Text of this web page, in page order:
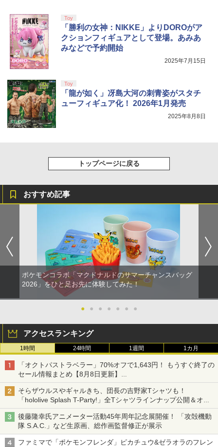
Toy
「勝利の女神：NIKKE」よりDOROがア
クションフィギュアとして登場。あみあ
みなどで予約開始
2025年7月15日
Toy
「龍が如く」冴島大河の刺青姿がスタチ
ューフィギュア化！ 2026年1月発売
2025年8月8日
トップページに戻る
おすすめ記事
ポケモンコラボ「マクドナルドのサマーチャンスバッグ
2026」をひと足お先に体験してみた！
● ● ● ● ● ● ●
アクセスランキング
1時間 24時間 1週間 1カ月
「オクトパストラベラー」70%オフで1,643円！ もうすぐ終了の
セール情報まとめ【8月8日更新】
ニンテンドーeショップでは「大神 絶景版」が67%オフで990円
そらザウルスやギャルきち、団長の吉野家Tシャツも！
「hololive Splash T-Party!」全Tシャツラインナップ公開＆オン
ライン販売開始
後藤隆幸氏アニメーター活動45年周年記念展開催！ 「攻殻機動
隊 S.A.C.」など生原画、総作画監督修正が展示
ファミマで「ポケモンフレンダ」ピカチュウ&ゼラオラのフレン